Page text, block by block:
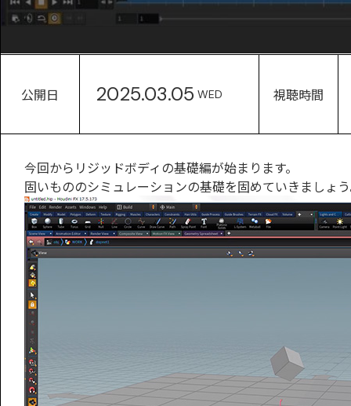
公開日 2025.03.05 WED 視聴時間
今回からリジッドボディの基礎編が始まります。
固いもののシミュレーションの基礎を固めていきましょ